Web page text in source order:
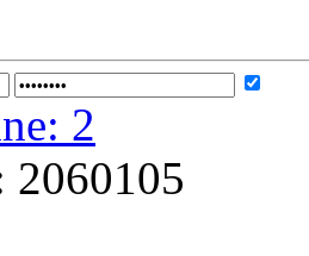
2
2060105